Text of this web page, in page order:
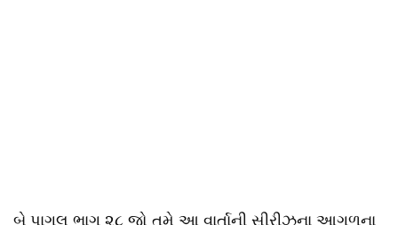
બે પાગલ ભાગ ૨૮ જો તમે આ વાર્તાની સીરીઝના આગળના